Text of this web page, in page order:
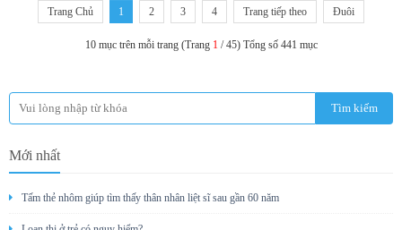
Trang Chủ 1 2 3 4 Trang tiếp theo Đuôi
10 mục trên mỗi trang (Trang 1/ 45) Tổng số 441 mục
Mới nhất
Tấm thẻ nhôm giúp tìm thấy thân nhân liệt sĩ sau gần 60 năm